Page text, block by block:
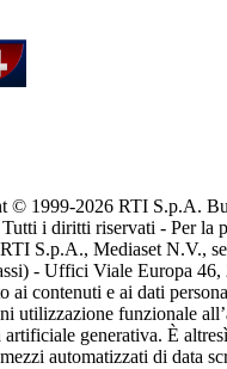
© 1999-2026 RTI S.p.A.
i diritti riservati - Per la
S.p.A., Mediaset N.V.,
- Uffici Viale Europa
ai contenuti e ai dati
utilizzazione funzionale
generativa. È
automatizzati di data